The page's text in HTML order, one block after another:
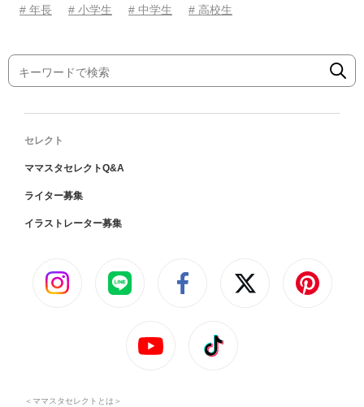
# 年長
# 小学生 # 中学生 # 高校生
セレクト
ママスタセレクトQ&A
ライター募集
イラストレーター募集
＜ママスタセレクトとは＞